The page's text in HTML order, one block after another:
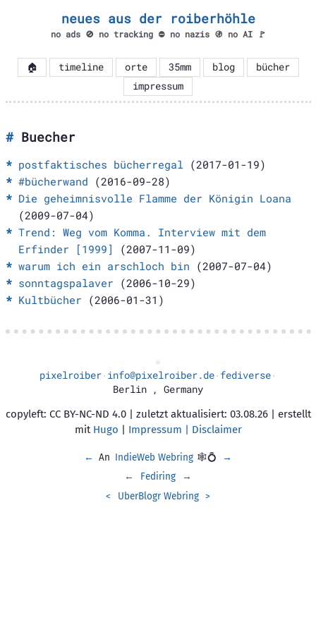
neues aus der roiberhöhle
no ads 🚫 no tracking ⛔ no nazis 🚯 no AI 🚩
🏠 timeline orte 35mm blog
bücher
impressum
Buecher
postfaktisches bücherregal(2017-01-19)
#bücherwand (2016-09-28)
Die geheimnisvolle Flamme der Königin Loana
(2009-07-04)
Trend: Weg vom Komma. Interview mit dem
Erfinder [1999]
(2007-11-09)
warum ich ein arschloch bin (2007-07-04)
sonntagspalaver (2006-10-29)
Kultbücher (2006-01-31)
pixelroiber· info@pixelroiber.de· fediverse·
Berlin , Germany
copyleft: CC BY-NC-ND 4.0 | zuletzt aktualisiert: 03.08.26 | erstellt
mit Hugo | Impressum | Disclaimer
← An IndieWeb Webring 🕸💍
→
←
Fediring
→
<
UberBlogr Webring >